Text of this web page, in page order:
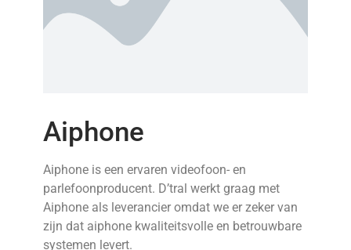
Aiphone
Aiphone is een ervaren videofoon- en
parlefoonproducent. D’tral werkt graag met
Aiphone als leverancier omdat we er zeker van
zijn dat aiphone kwaliteitsvolle en betrouwbare
systemen levert.